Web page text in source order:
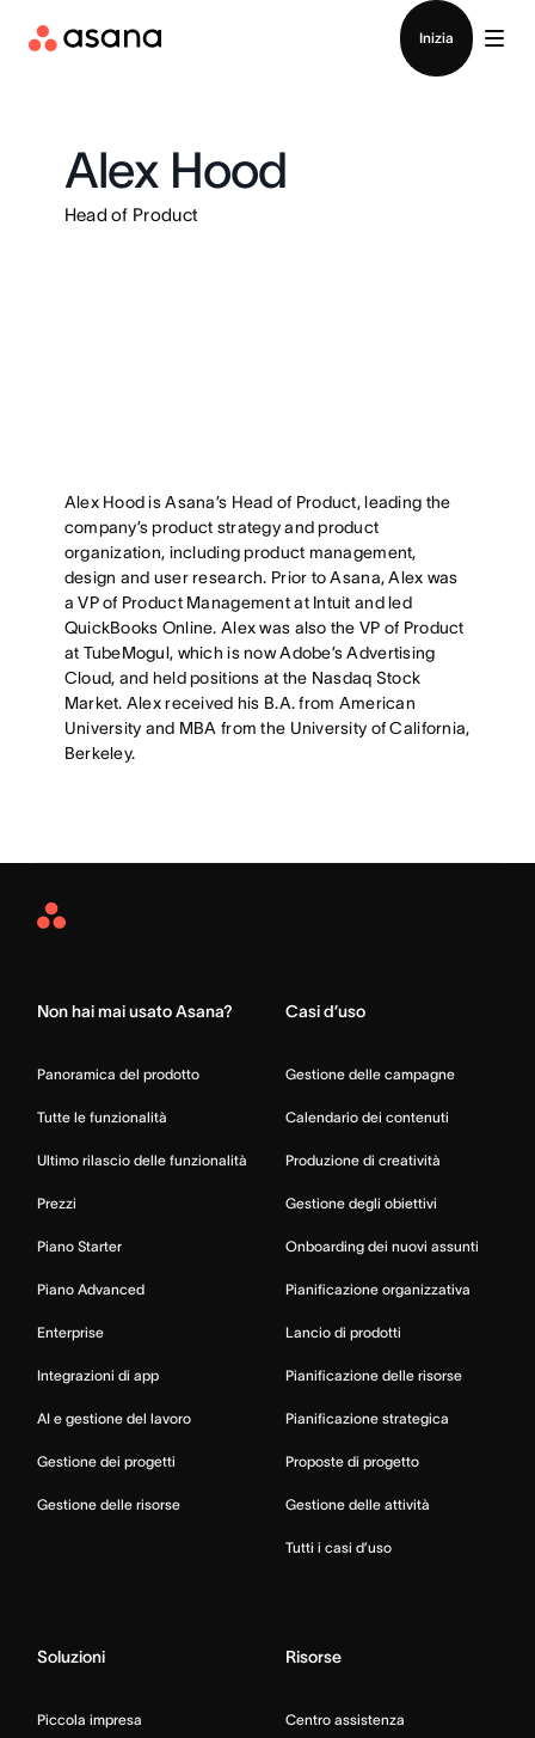
Inizia
Alex Hood
Head of Product
Alex Hood is Asana’s Head of Product, leading the
company’s product strategy and product
organization, including product management,
design and user research. Prior to Asana, Alex was
a VP of Product Management at Intuit and led
QuickBooks Online. Alex was also the VP of Product
at TubeMogul, which is now Adobe’s Advertising
Cloud, and held positions at the Nasdaq Stock
Market. Alex received his B.A. from American
University and MBA from the University of California,
Berkeley.
Asana
Non hai mai usato Asana?
Panoramica del prodotto
Tutte le funzionalità
Ultimo rilascio delle funzionalità
Prezzi
Piano Starter
Piano Advanced
Enterprise
Integrazioni di app
AI e gestione del lavoro
Gestione dei progetti
Gestione delle risorse
Casi d’uso
Gestione delle campagne
Calendario dei contenuti
Produzione di creatività
Gestione degli obiettivi
Onboarding dei nuovi assunti
Pianificazione organizzativa
Lancio di prodotti
Pianificazione delle risorse
Pianificazione strategica
Proposte di progetto
Gestione delle attività
Tutti i casi d’uso
Soluzioni
Piccola impresa
Risorse
Centro assistenza